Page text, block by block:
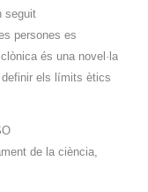
seguit
persones es
és una novel·la
definir els límits ètics
de la ciència,